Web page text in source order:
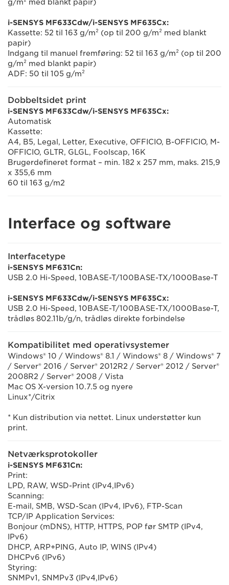
g/m² med blankt papir)
i-SENSYS MF633Cdw/i-SENSYS MF635Cx:
Kassette: 52 til 163 g/m² (op til 200 g/m² med blankt
papir)
Indgang til manuel fremføring: 52 til 163 g/m² (op til 200
g/m² med blankt papir)
ADF: 50 til 105 g/m²
Dobbeltsidet print
i-SENSYS MF633Cdw/i-SENSYS MF635Cx:
Automatisk
Kassette:
A4, B5, Legal, Letter, Executive, OFFICIO, B-OFFICIO, M-
OFFICIO, GLTR, GLGL, Foolscap, 16K
Brugerdefineret format – min. 182 x 257 mm, maks. 215,9
x 355,6 mm
60 til 163 g/m2
Interface og software
Interfacetype
i-SENSYS MF631Cn:
USB 2.0 Hi-Speed, 10BASE-T/100BASE-TX/1000Base-T
i-SENSYS MF633Cdw/i-SENSYS MF635Cx:
USB 2.0 Hi-Speed, 10BASE-T/100BASE-TX/1000Base-T,
trådløs 802.11b/g/n, trådløs direkte forbindelse
Kompatibilitet med operativsystemer
Windows® 10 / Windows® 8.1 / Windows® 8 / Windows® 7
/ Server® 2016 / Server® 2012R2 / Server® 2012 / Server®
2008R2 / Server® 2008 / Vista
Mac OS X-version 10.7.5 og nyere
Linux*/Citrix
* Kun distribution via nettet. Linux understøtter kun
print.
Netværksprotokoller
i-SENSYS MF631Cn:
Print:
LPD, RAW, WSD-Print (IPv4,IPv6)
Scanning:
E-mail, SMB, WSD-Scan (IPv4, IPv6), FTP-Scan
TCP/IP Application Services:
Bonjour (mDNS), HTTP, HTTPS, POP før SMTP (IPv4,
IPv6)
DHCP, ARP+PING, Auto IP, WINS (IPv4)
DHCPv6 (IPv6)
Styring:
SNMPv1, SNMPv3 (IPv4,IPv6)